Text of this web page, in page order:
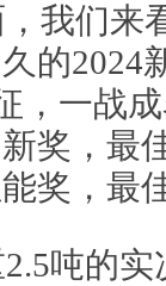
我们来
的2024
，一战
奖，最
奖，最
吨的